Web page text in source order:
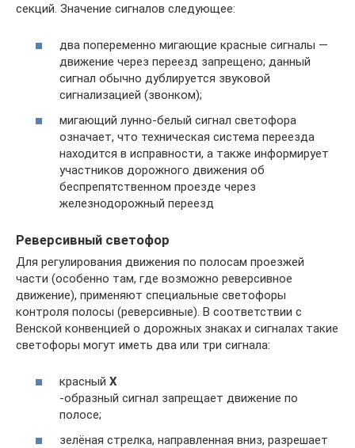
секций. Значение сигналов следующее:
два попеременно мигающие красные сигналы —
движение через переезд запрещено; данный
сигнал обычно дублируется звуковой
сигнализацией (звонком);
мигающий лунно-белый сигнал светофора
означает, что техническая система переезда
находится в исправности, а также информирует
участников дорожного движения об
беспрепятственном проезде через
железнодорожный переезд
Реверсивный светофор
Для регулирования движения по полосам проезжей
части (особенно там, где возможно реверсивное
движение), применяют специальные светофоры
контроля полосы (реверсивные). В соответствии с
Венской конвенцией о дорожных знаках и сигналах такие
светофоры могут иметь два или три сигнала:
красный Х
-образный сигнал запрещает движение по
полосе;
зелёная стрелка, направленная вниз, разрешает